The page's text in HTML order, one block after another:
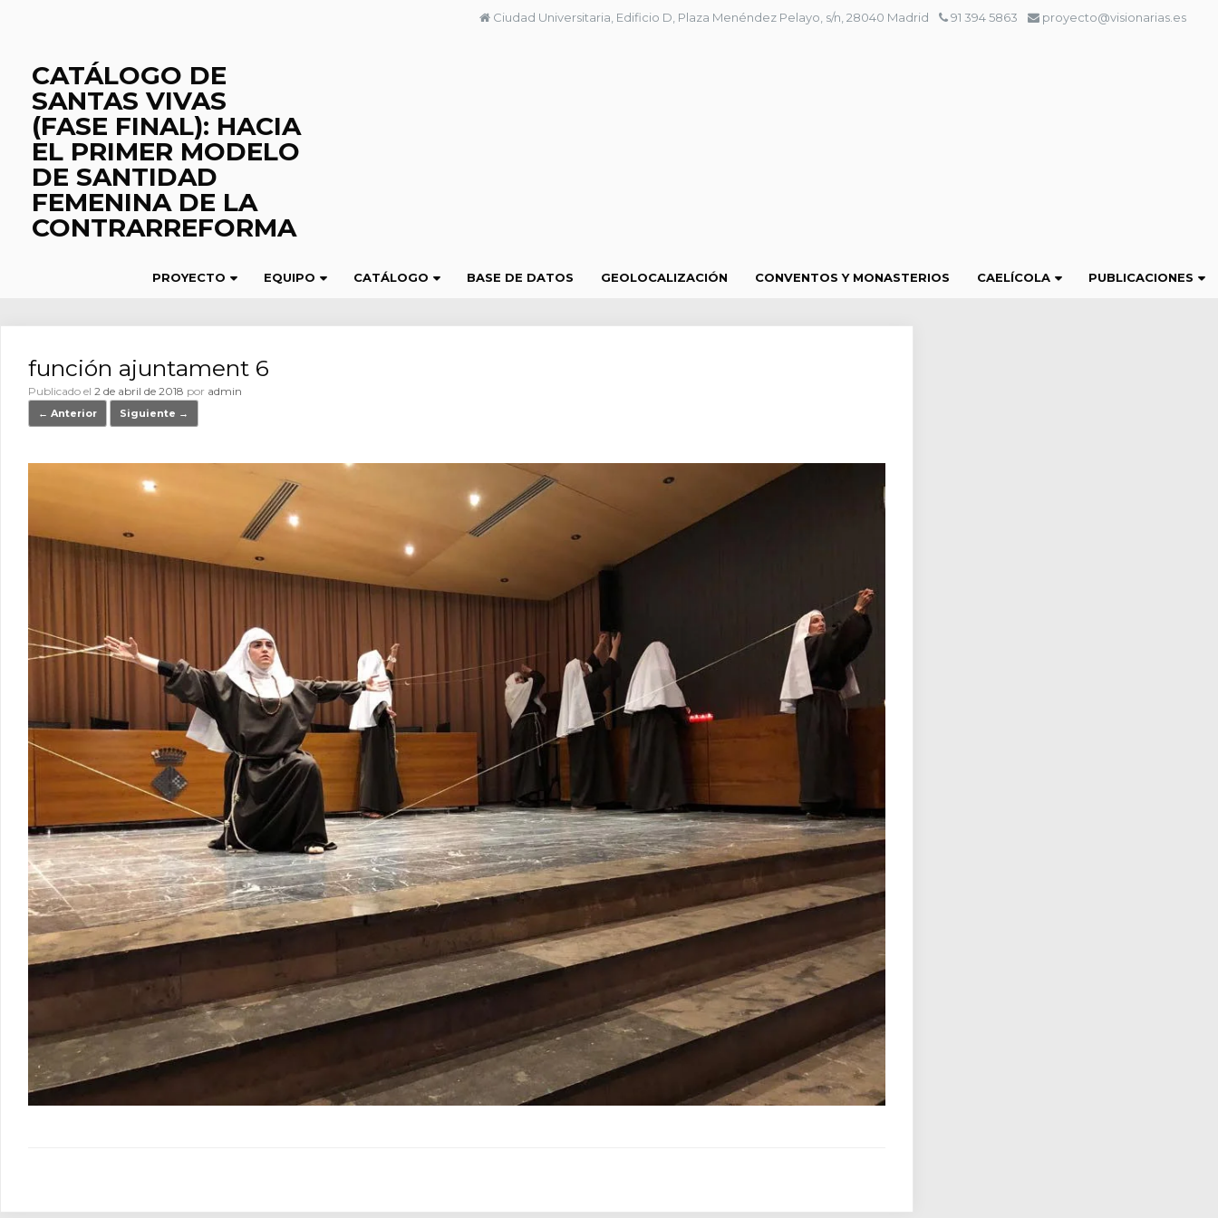
Ciudad Universitaria, Edificio D, Plaza Menéndez Pelayo, s/n, 28040 Madrid 91 394 5863 proyecto@visionarias.es
CATÁLOGO DE
SANTAS VIVAS
(FASE FINAL): HACIA
EL PRIMER MODELO
DE SANTIDAD
FEMENINA DE LA
CONTRARREFORMA
PROYECTO EQUIPO CATÁLOGO BASE DE DATOS GEOLOCALIZACIÓN CONVENTOS Y MONASTERIOS CAELÍCOLA PUBLICACIONES
función ajuntament 6
Publicado el2 de abril de 2018 por admin
← Anterior Siguiente →